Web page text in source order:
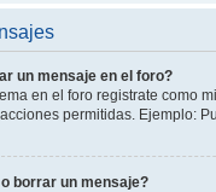
un mensaje en el foro?
en el foro registrate como
permitidas. Ejemplo:
borrar un mensaje?